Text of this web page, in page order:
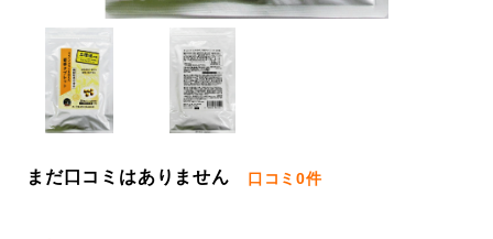
まだ口コミはありません 口コミ0件